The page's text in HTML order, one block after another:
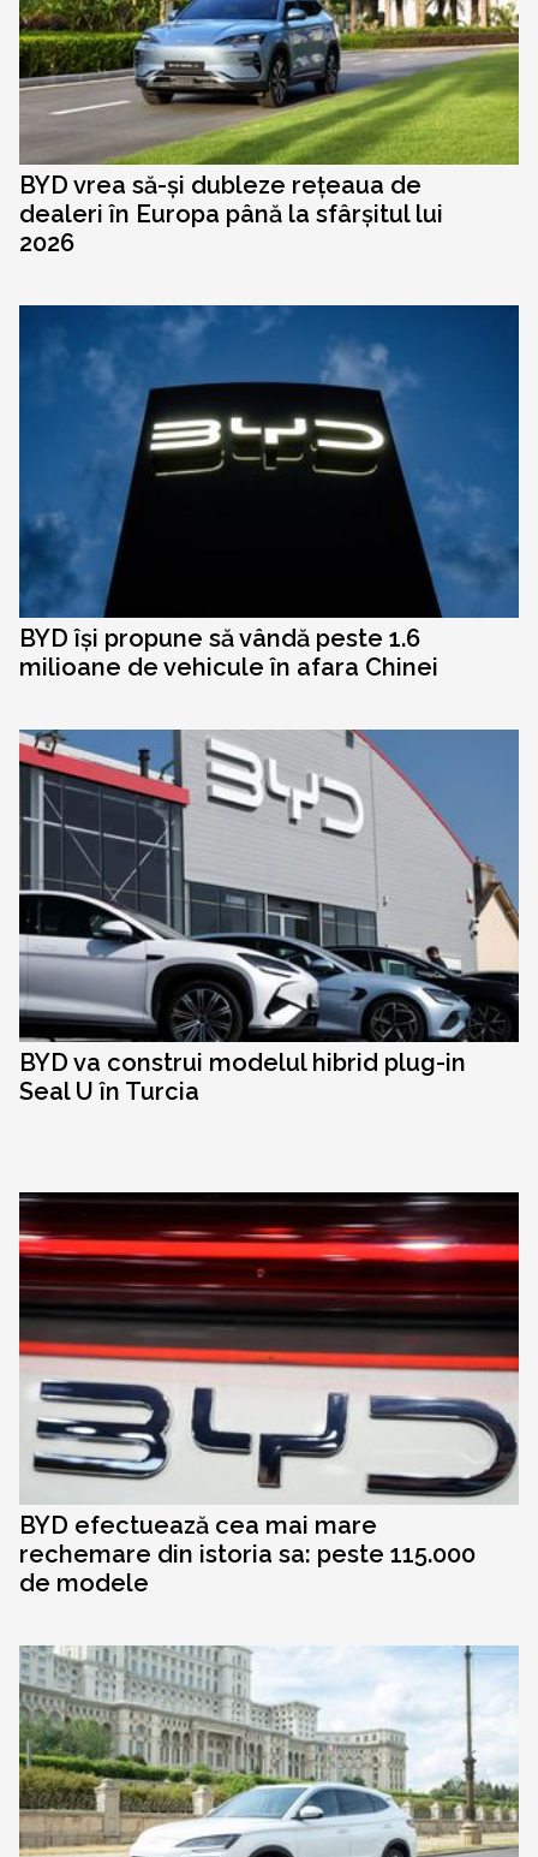
BYD vrea să-și dubleze rețeaua de
dealeri în Europa până la sfârșitul lui
2026
BYD își propune să vândă peste 1.6
milioane de vehicule în afara Chinei
BYD va construi modelul hibrid plug-in
Seal U în Turcia
BYD efectuează cea mai mare
rechemare din istoria sa: peste 115.000
de modele